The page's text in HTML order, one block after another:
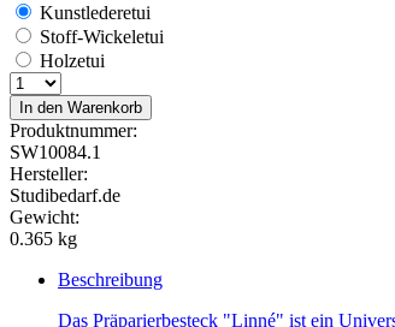
Kunstlederetui
Stoff-Wickeletui
Holzetui
In den Warenkorb
Produktnummer:
SW10084.1
Hersteller:
Studibedarf.de
Gewicht:
0.365 kg
Beschreibung
Das Präparierbesteck "Linné" ist ein